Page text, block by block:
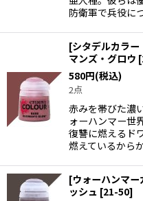
防衛軍で兵役に
[シタデルカラー
マンズ・グロウ [
580円(税込)
2点
赤みを帯びた濃
ォーハンマー世
復讐に燃えるド
燃えているから
[ウォーハンマ
ッシュ [21-50]